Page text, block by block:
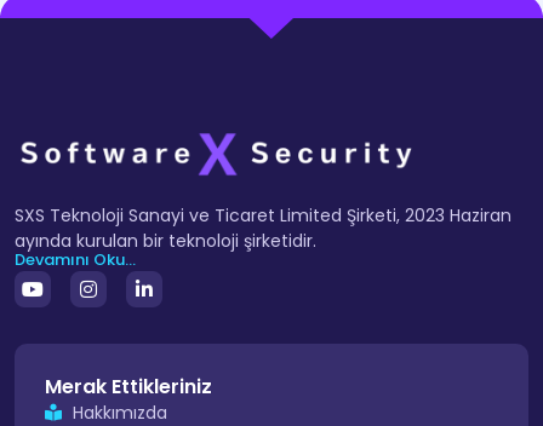
SXS Teknoloji Sanayi ve Ticaret Limited Şirketi, 2023 Haziran
ayında kurulan bir teknoloji şirketidir.
Devamını Oku...
Merak Ettikleriniz
Hakkımızda